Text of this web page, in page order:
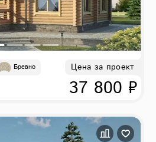
Бревно Цена за проект
37 800 ₽